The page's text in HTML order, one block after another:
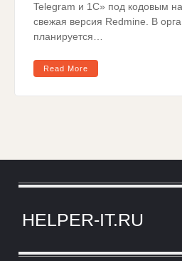
Telegram и 1С» под кодовым
свежая версия Redmine. В
планируется…
Read More
HELPER-IT.RU